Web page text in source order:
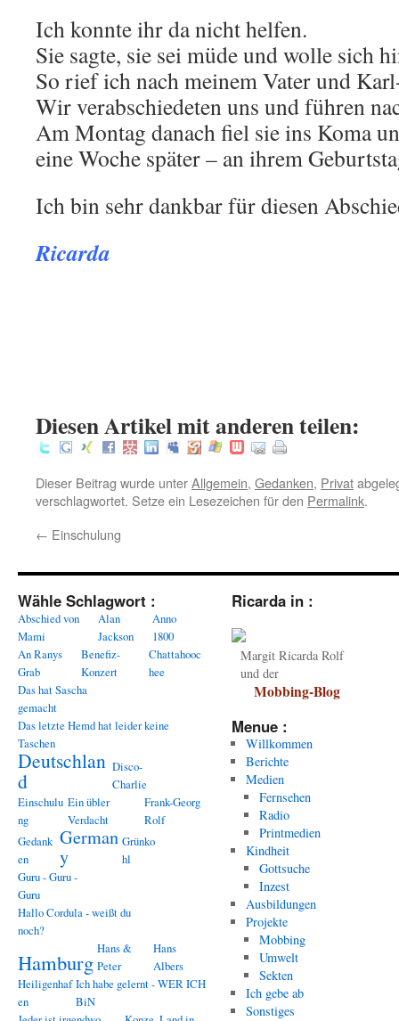
Ich konnte ihr da nicht helfen.
Sie sagte, sie sei müde und wolle sich
So rief ich nach meinem Vater und
Wir verabschiedeten uns und führen
Am Montag danach fiel sie ins Koma
eine Woche später – an ihrem
Ich bin sehr dankbar für diesen
Ricarda
Diesen Artikel mit anderen teilen:
Dieser Beitrag wurde unterAllgemein, Gedanken, Privat
verschlagwortet. Setze ein Lesezeichen für den Permalink.
← Einschulung
Wähle Schlagwort :
Abschied von
Mami
Alan
Jackson
Anno
1800
An Ranys
Grab
Benefiz-
Konzert
Chattahooc
hee
Das hat Sascha
gemacht
Das letzte Hemd hat leider keine
Taschen
Deutschlan
d
Disco-
Charlie
Einschulu
ng
Ein übler
Verdacht
Frank-Georg
Rolf
Gedank
en
German
y
Grünko
hl
Guru - Guru -
Guru
Hallo Cordula - weißt du
noch?
Hamburg
Hans &
Peter
Hans
Albers
Heiligenhaf
en
Ich habe gelernt - WER ICH
BiN
Ricarda in :
Margit Ricarda Rolf
und der
Mobbing-Blog
Menue :
Willkommen
Berichte
Medien
Fernsehen
Radio
Printmedien
Kindheit
Gottsuche
Inzest
Ausbildungen
Projekte
Mobbing
Umwelt
Sekten
Ich gebe ab
Sonstiges